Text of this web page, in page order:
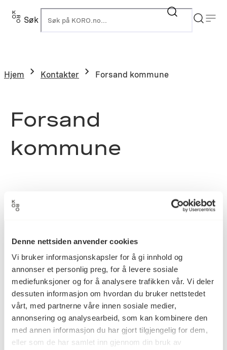
Denne nettsiden anvender cookies
Vi bruker informasjonskapsler for å gi innhold og
annonser et personlig preg, for å levere sosiale
mediefunksjoner og for å analysere trafikken vår. Vi deler
dessuten informasjon om hvordan du bruker nettstedet
vårt, med partnerne våre innen sosiale medier,
annonsering og analysearbeid, som kan kombinere den
med annen informasjon du har gjort tilgjengelig for dem,
eller som de har samlet inn gjennom din bruk av
Søk
Hjem Kontakter Forsand kommune
Forsand
kommune
Postadresse
Postboks 6994
St. Olavs plass